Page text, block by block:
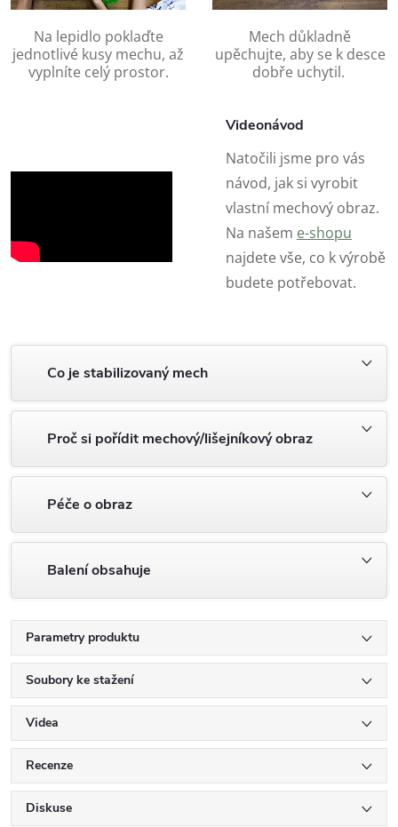
Na lepidlo poklaďte
jednotlivé kusy mechu, až
vyplníte celý prostor.
Mech důkladně
upěchujte, aby se k desce
dobře uchytil.
Videonávod
Natočili jsme pro vás
návod, jak si vyrobit
vlastní mechový obraz.
Na našem e-shopu
najdete vše, co k výrobě
budete potřebovat.
Co je stabilizovaný mech
Proč si pořídit mechový/lišejníkový obraz
Péče o obraz
Balení obsahuje
Parametry produktu
Soubory ke stažení
Videa
Recenze
Diskuse